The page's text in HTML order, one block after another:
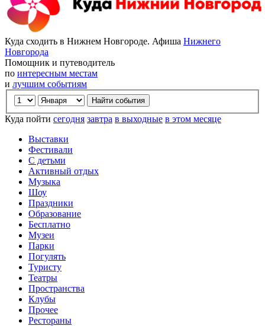
Куда сходить в Нижнем Новгороде. Афиша Нижнего
Новгорода
Помощник и путеводитель
по интересным местам
и лучшим событиям
Куда пойти сегодня завтра в выходные в этом месяце
Выставки
Фестивали
С детьми
Активный отдых
Музыка
Шоу
Праздники
Образование
Бесплатно
Музеи
Парки
Погулять
Туристу
Театры
Пространства
Клубы
Прочее
Рестораны